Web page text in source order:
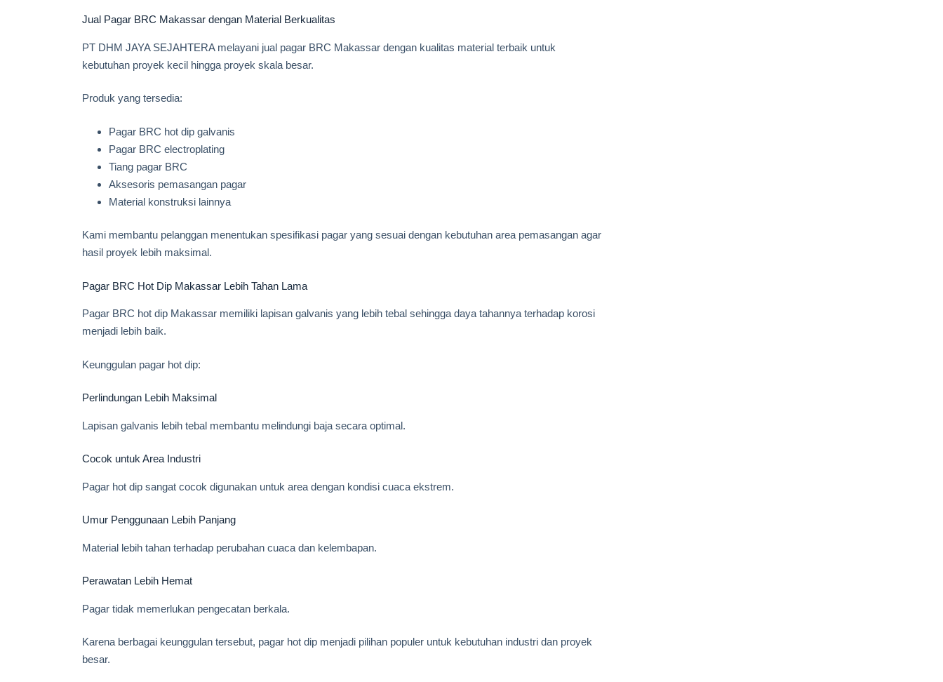
Jual Pagar BRC Makassar dengan Material Berkualitas
PT DHM JAYA SEJAHTERA melayani jual pagar BRC Makassar dengan kualitas material terbaik untuk
kebutuhan proyek kecil hingga proyek skala besar.
Produk yang tersedia:
Pagar BRC hot dip galvanis
Pagar BRC electroplating
Tiang pagar BRC
Aksesoris pemasangan pagar
Material konstruksi lainnya
Kami membantu pelanggan menentukan spesifikasi pagar yang sesuai dengan kebutuhan area pemasangan agar
hasil proyek lebih maksimal.
Pagar BRC Hot Dip Makassar Lebih Tahan Lama
Pagar BRC hot dip Makassar memiliki lapisan galvanis yang lebih tebal sehingga daya tahannya terhadap korosi
menjadi lebih baik.
Keunggulan pagar hot dip:
Perlindungan Lebih Maksimal
Lapisan galvanis lebih tebal membantu melindungi baja secara optimal.
Cocok untuk Area Industri
Pagar hot dip sangat cocok digunakan untuk area dengan kondisi cuaca ekstrem.
Umur Penggunaan Lebih Panjang
Material lebih tahan terhadap perubahan cuaca dan kelembapan.
Perawatan Lebih Hemat
Pagar tidak memerlukan pengecatan berkala.
Karena berbagai keunggulan tersebut, pagar hot dip menjadi pilihan populer untuk kebutuhan industri dan proyek
besar.